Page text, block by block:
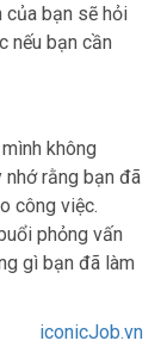
của bạn sẽ hỏi
nếu bạn cần
không
nhớ rằng bạn đã
công việc.
phỏng vấn
gì bạn đã làm
iconicJob.vn